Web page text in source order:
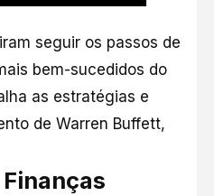
seguir os passos de
bem-sucedidos do
as estratégias e
de Warren Buffett,